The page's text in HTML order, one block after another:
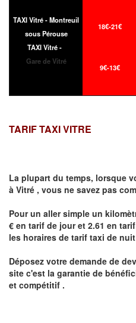
TAXI Vitré - Montreuil
sous Pérouse
18€-21€
TAXI Vitré -
Gare de Vitré
9€-13€
TARIF TAXI VITRE
La plupart du temps, lorsque
à Vitré , vous ne savez pas
Pour un aller simple un
€ en tarif de jour et 2.61 en
les horaires de tarif taxi de
Déposez votre demande de
site c'est la garantie de
et compétitif .